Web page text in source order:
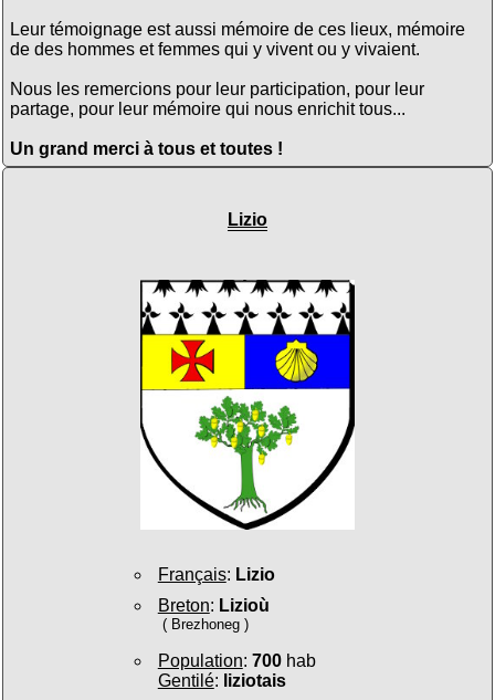
Leur témoignage est aussi mémoire de ces lieux, mémoire
de des hommes et femmes qui y vivent ou y vivaient.
Nous les remercions pour leur participation, pour leur
partage, pour leur mémoire qui nous enrichit tous...
Un grand merci à tous et toutes !
Lizio
Français: Lizio
Breton: Lizioù
( Brezhoneg )
Population: 700hab
Gentilé: liziotais